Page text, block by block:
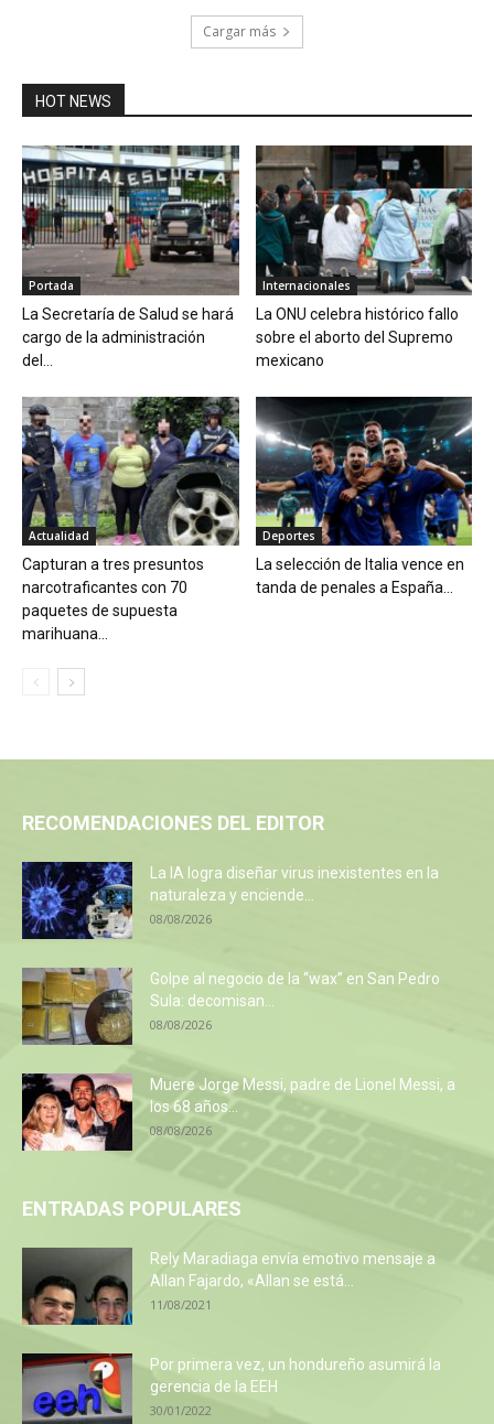
Cargar más
HOT NEWS
Portada
La Secretaría de Salud se hará
cargo de la administración
del...
Internacionales
La ONU celebra histórico fallo
sobre el aborto del Supremo
mexicano
Actualidad
Capturan a tres presuntos
narcotraficantes con 70
paquetes de supuesta
marihuana...
Deportes
La selección de Italia vence en
tanda de penales a España...
RECOMENDACIONES DEL EDITOR
La IA logra diseñar virus inexistentes en la
naturaleza y enciende...
08/08/2026
Golpe al negocio de la “wax” en San Pedro
Sula: decomisan...
08/08/2026
Muere Jorge Messi, padre de Lionel Messi, a
los 68 años...
08/08/2026
ENTRADAS POPULARES
Rely Maradiaga envía emotivo mensaje a
Allan Fajardo, «Allan se está...
11/08/2021
Por primera vez, un hondureño asumirá la
gerencia de la EEH
30/01/2022